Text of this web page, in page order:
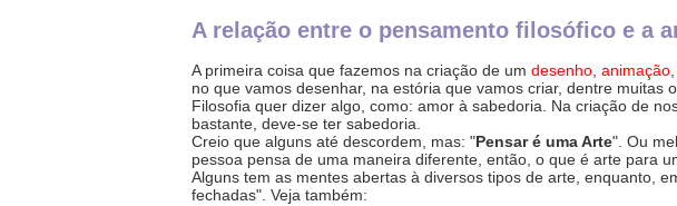
A relação entre o pensamento filosófico e a
A primeira coisa que fazemos na criação de um desenho animação
no que vamos desenhar, na estória que vamos criar, dentre muitas
Filosofia quer dizer algo, como: amor à sabedoria. Na criação de
bastante, deve-se ter sabedoria.
Creio que alguns até descordem, mas: "Pensar é uma Arte". Ou
pessoa pensa de uma maneira diferente, então, o que é arte para
Alguns tem as mentes abertas à diversos tipos de arte, enquanto,
fechadas". Veja também: